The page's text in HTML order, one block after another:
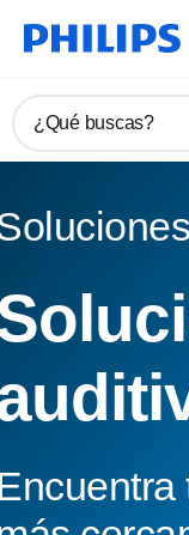
¿Qué buscas?